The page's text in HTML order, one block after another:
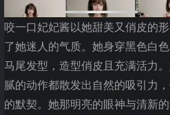
咬一口妃妃酱以她甜美又俏皮的
了她迷人的气质。她身穿黑色白
马尾发型，造型俏皮且充满活力
腻的动作都散发出自然的吸引力
的默契。她那明亮的眼神与清新